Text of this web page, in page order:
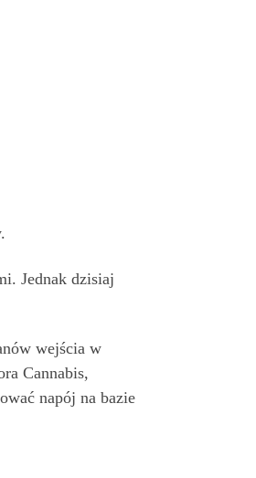
Jednak dzisiaj
wejścia w
Cannabis,
napój na bazie